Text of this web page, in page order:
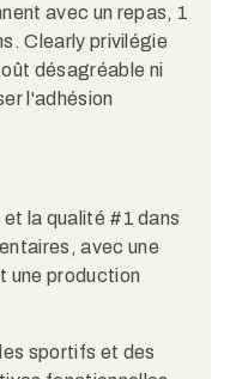
avec un repas, 1
Clearly privilégie
désagréable ni
l'adhésion
la qualité #1 dans
avec une
une production
sportifs et des